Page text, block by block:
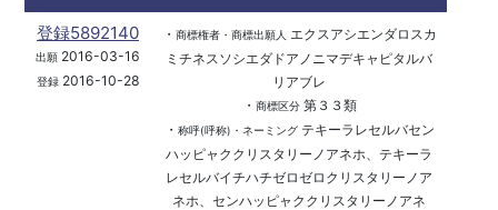
登録5892140
出願 2016-03-16
登録2016-10-28
・ 商標権者・商標出願人
エクスアシエンダロスカ
ミチネスソシエダドアノニマデキャピタルバ
リアブレ
・ 商標区分第３３類
・ 称呼(呼称)・ネーミングテキーラレセルバセン
ハッピャククリスタリーノアネホ、テキーラ
レセルバイチハチゼロゼロクリスタリーノア
ネホ、センハッピャククリスタリーノアネ